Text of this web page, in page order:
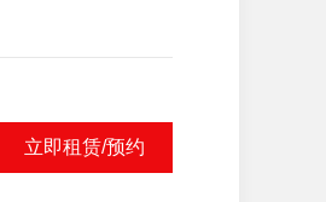
立即租赁/预约